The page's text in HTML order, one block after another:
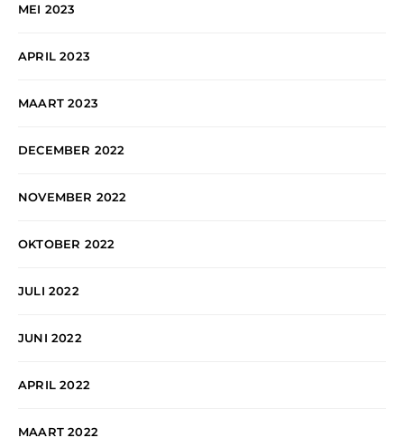
MEI 2023
APRIL 2023
MAART 2023
DECEMBER 2022
NOVEMBER 2022
OKTOBER 2022
JULI 2022
JUNI 2022
APRIL 2022
MAART 2022